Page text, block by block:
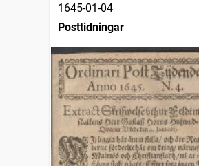
1645-01-04
Posttidningar